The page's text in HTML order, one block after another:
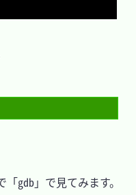
gdb」で見てみます。